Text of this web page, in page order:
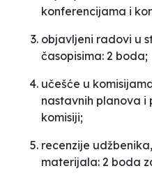
konferencijama i
objavljeni radovi u
časopisima: 2 boda;
učešće u
nastavnih planova i
komisiji;
recenzije
materijala: 2 boda